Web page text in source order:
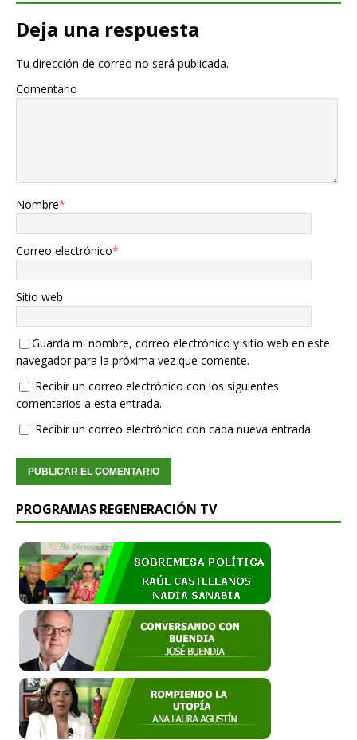
Deja una respuesta
Tu dirección de correo no será publicada.
Comentario
Nombre*
Correo electrónico*
Sitio web
Guarda mi nombre, correo electrónico y sitio web en este
navegador para la próxima vez que comente.
Recibir un correo electrónico con los siguientes
comentarios a esta entrada.
Recibir un correo electrónico con cada nueva entrada.
PROGRAMAS REGENERACIÓN TV